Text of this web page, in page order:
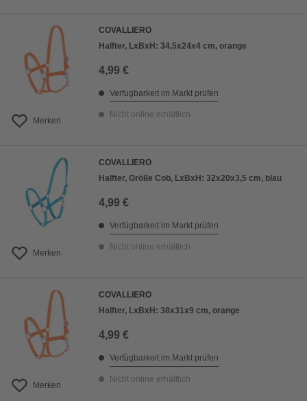
Merken
COVALLIERO
Halfter, LxBxH: 34,5x24x4 cm, orange
4,99 €
Verfügbarkeit im Markt prüfen
Nicht online erhältlich
Merken
COVALLIERO
Halfter, Größe Cob, LxBxH: 32x20x3,5 cm, blau
4,99 €
Verfügbarkeit im Markt prüfen
Nicht online erhältlich
Merken
COVALLIERO
Halfter, LxBxH: 38x31x9 cm, orange
4,99 €
Verfügbarkeit im Markt prüfen
Nicht online erhältlich